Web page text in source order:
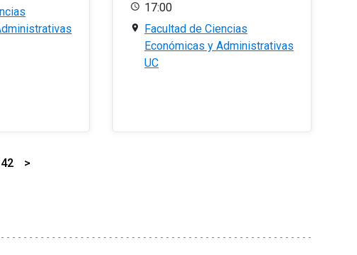
17:00
Facultad de Ciencias
Económicas y Administrativas
UC
42 >